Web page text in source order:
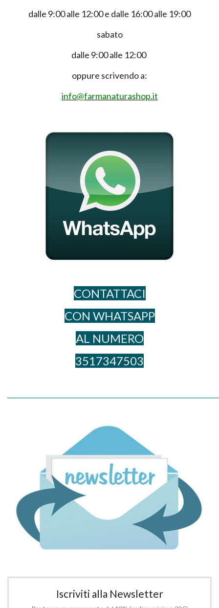
dalle 9:00 alle 12:00 e dalle 16:00 alle 19:00
sabato
dalle 9:00 alle 12:00
oppure scrivendo a:
info@farmanaturashop.it
CONTATTACI
CON WHATSAPP
AL NUME​RO
3517347503
Iscriviti alla Newsletter